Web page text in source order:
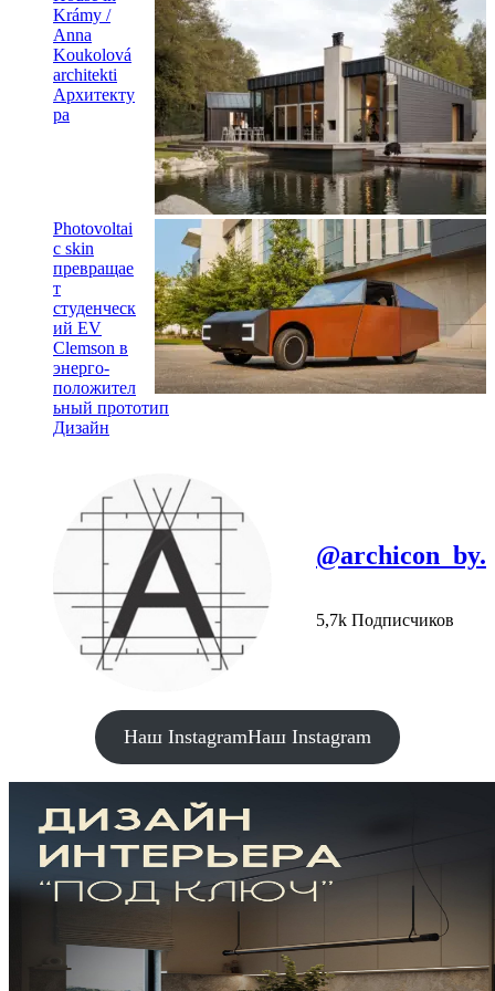
Krámy /
Anna
Koukolová
architekti
Архитекту
ра
Photovoltai
c skin
превращае
т
студенческ
ий EV
Clemson в
энерго-
положител
ьный прототип
Дизайн
@archicon_by.
5,7k Подписчиков
Наш InstagramНаш Instagram